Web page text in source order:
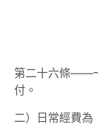
第二十六條——
付。
二）日常經費為